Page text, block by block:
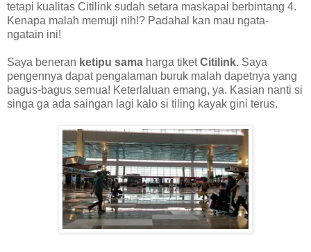
tetapi kualitas Citilink sudah setara maskapai berbintang 4.
Kenapa malah memuji nih!? Padahal kan mau ngata-
ngatain ini!
Saya beneran ketipu sama harga tiketCitilink. Saya
pengennya dapat pengalaman buruk malah dapetnya yang
bagus-bagus semua! Keterlaluan emang, ya. Kasian nanti si
singa ga ada saingan lagi kalo si tiling kayak gini terus.